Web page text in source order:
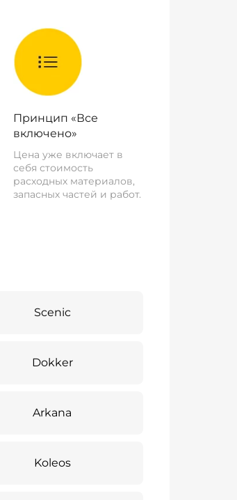
Принцип «Все
включено»
Цена уже включает в
себя стоимость
расходных материалов,
запасных частей и работ.
Scenic
Dokker
Arkana
Koleos